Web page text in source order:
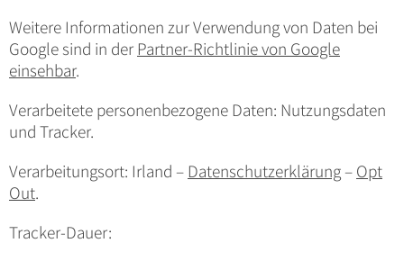
Weitere Informationen zur Verwendung von Daten bei
Google sind in derPartner-Richtlinie von Google
einsehbar.
Verarbeitete personenbezogene Daten: Nutzungsdaten
und Tracker.
Verarbeitungsort: Irland –Datenschutzerklärung–Opt
Out.
Tracker-Dauer: